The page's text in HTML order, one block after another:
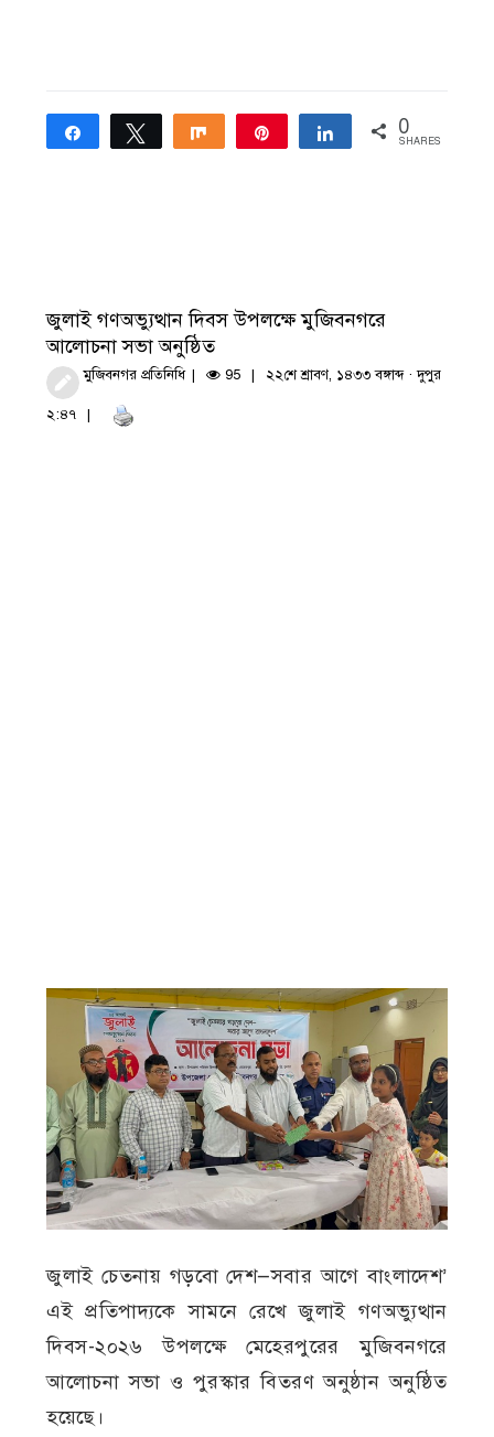
Share Tweet Share Share 0
SHARES
জুলাই গণঅভ্যুত্থান দিবস উপলক্ষে মুজিবনগরে
আলোচনা সভা অনুষ্ঠিত
মুজিবনগর প্রতিনিধি 95 ২২শে শ্রাবণ, ১৪৩৩ বঙ্গাব্দ · দুপুর
২:৪৭
জুলাই চেতনায় গড়বো দেশ—সবার আগে বাংলাদেশ’
এই প্রতিপাদ্যকে সামনে রেখে জুলাই গণঅভ্যুত্থান
দিবস-২০২৬ উপলক্ষে মেহেরপুরের মুজিবনগরে
আলোচনা সভা ও পুরস্কার বিতরণ অনুষ্ঠান অনুষ্ঠিত
হয়েছে।